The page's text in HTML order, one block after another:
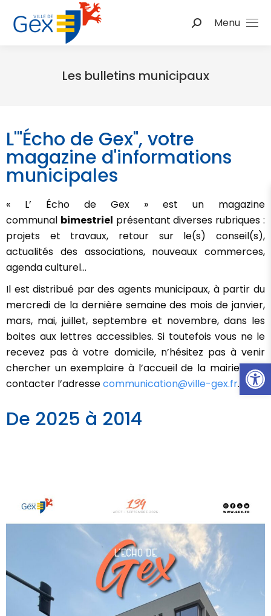
Ouvrir
Menu
Les bulletins municipaux
L'"Écho de Gex", votre
magazine d'informations
municipales
« L’ Écho de Gex » est un magazine
communal bimestriel présentant diverses rubriques :
projets et travaux, retour sur le(s) conseil(s),
actualités des associations, nouveaux commerces,
agenda culturel…
Il est distribué par des agents municipaux, à partir du
mercredi de la dernière semaine des mois de janvier,
mars, mai, juillet, septembre et novembre, dans les
boites aux lettres accessibles. Si toutefois vous ne le
recevez pas à votre domicile, n’hésitez pas à venir
chercher un exemplaire à l’accueil de la mairie ou à
contacter l’adressecommunication@ville-gex.fr.
De 2025 à 2014